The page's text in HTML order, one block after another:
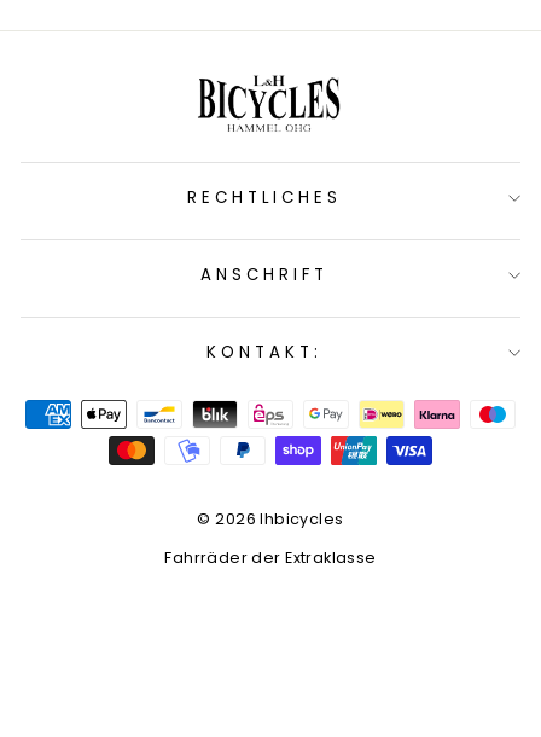
RECHTLICHES
ANSCHRIFT
KONTAKT:
© 2026 lhbicycles
Fahrräder der Extraklasse